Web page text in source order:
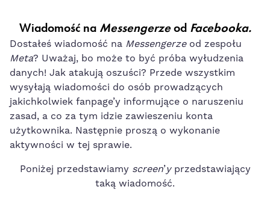
Wiadomość na Messengerzeod Facebooka.
Dostałeś wiadomość na Messengerzeod zespołu
Meta? Uważaj, bo może to być próba wyłudzenia
danych! Jak atakują oszuści? Przede wszystkim
wysyłają wiadomości do osób prowadzących
jakichkolwiek fanpage’y informujące o naruszeniu
zasad, a co za tym idzie zawieszeniu konta
użytkownika. Następnie proszą o wykonanie
aktywności w tej sprawie.
Poniżej przedstawiamy screen’yprzedstawiający
taką wiadomość.